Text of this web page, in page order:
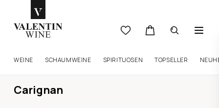
WEINE SCHAUMWEINE SPIRITUOSEN TOPSELLER
Carignan